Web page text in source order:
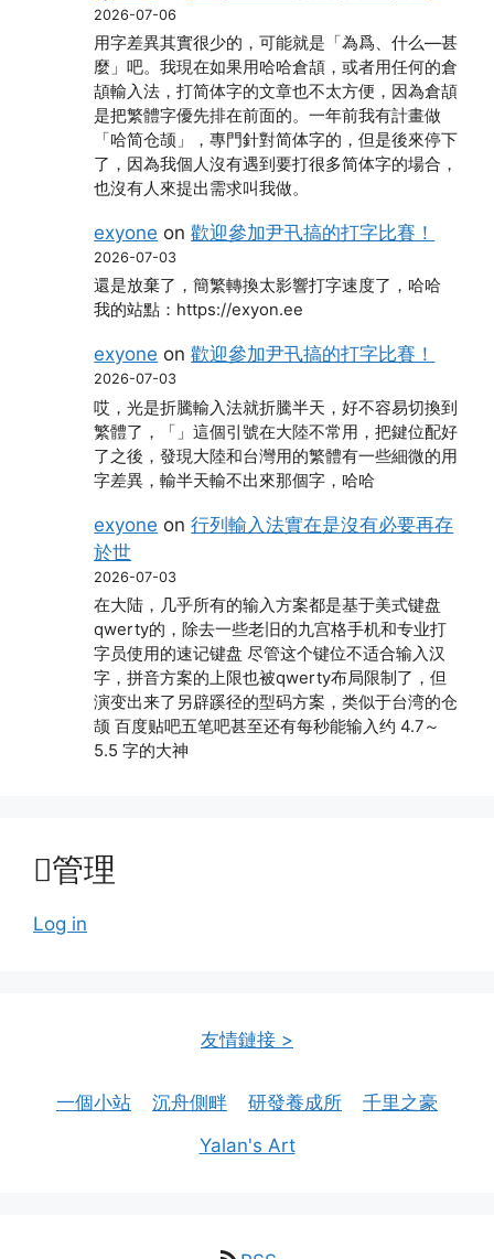
2026-07-06
用字差異其實很少的，可能就是「為爲、什么―甚
麼」吧。我現在如果用哈哈倉頡，或者用任何的倉
頡輸入法，打简体字的文章也不太方便，因為倉頡
是把繁體字優先排在前面的。一年前我有計畫做
「哈简仓颉」，專門針對简体字的，但是後來停下
了，因為我個人沒有遇到要打很多简体字的場合，
也沒有人來提出需求叫我做。
exyone on歡迎參加尹卂搞的打字比賽！
2026-07-03
還是放棄了，簡繁轉換太影響打字速度了，哈哈
我的站點：https://exyon.ee
exyone on歡迎參加尹卂搞的打字比賽！
2026-07-03
哎，光是折騰輸入法就折騰半天，好不容易切換到
繁體了，「」這個引號在大陸不常用，把鍵位配好
了之後，發現大陸和台灣用的繁體有一些細微的用
字差異，輸半天輸不出來那個字，哈哈
exyone on行列輸入法實在是沒有必要再存
於世
2026-07-03
在大陆，几乎所有的输入方案都是基于美式键盘
qwerty的，除去一些老旧的九宫格手机和专业打
字员使用的速记键盘 尽管这个键位不适合输入汉
字，拼音方案的上限也被qwerty布局限制了，但
演变出来了另辟蹊径的型码方案，类似于台湾的仓
颉 百度贴吧五笔吧甚至还有每秒能输入约 4.7～
5.5 字的大神
管理
Log in
友情鏈接 >
一個小站 沉舟側畔 研發養成所
千里之豪
Yalan's Art